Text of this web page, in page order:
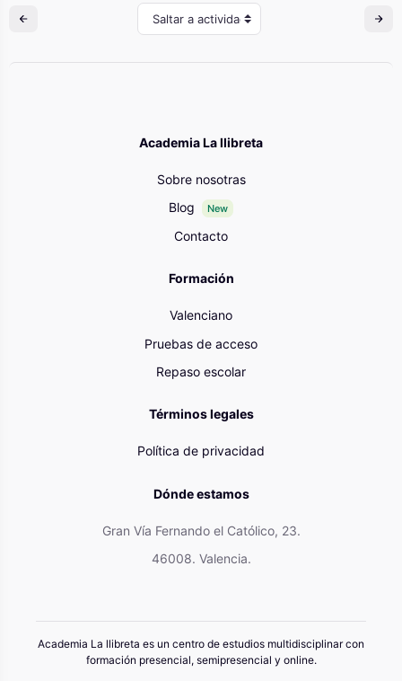
Saltar a actividad
Academia La llibreta
Sobre nosotras
Blog
New
Contacto
Formación
Valenciano
Pruebas de acceso
Repaso escolar
Términos legales
Política de privacidad
Dónde estamos
Gran Vía Fernando el Católico, 23.
46008. Valencia.
Academia La llibreta es un centro de estudios multidisciplinar con
formación presencial, semipresencial y online.